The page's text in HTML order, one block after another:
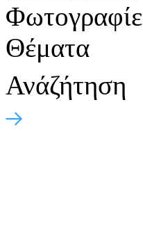
Θέματα
Ανάζήτηση